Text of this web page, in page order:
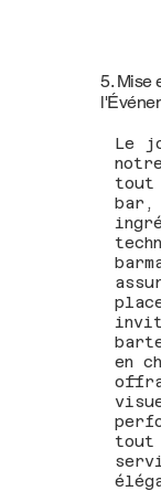
5. Mise
Le
tout
bar,
en
tout